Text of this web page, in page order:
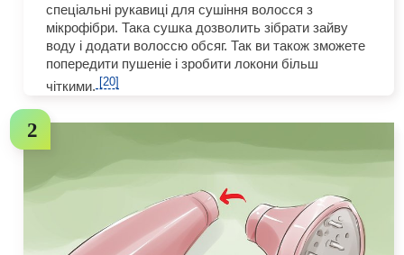
спеціальні рукавиці для сушіння волосся з
мікрофібри. Така сушка дозволить зібрати зайву
воду і додати волоссю обсяг. Так ви також зможете
попередити пушеніе і зробити локони більш
чіткими. [20]